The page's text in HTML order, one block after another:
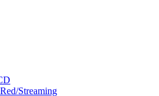
Streaming